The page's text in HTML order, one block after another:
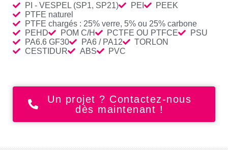
PI - VESPEL (SP1, SP21) PEI
PEEK
PTFE naturel
PTFE chargés : 25% verre, 5% ou 25% carbone
PEHD
POM C/H PCTFE OU PTFCE
PSU
PA6.6 GF30
PA6 / PA12
TORLON
CESTIDUR
ABS PVC
Un projet ? Contactez-nous
dès maintenant !